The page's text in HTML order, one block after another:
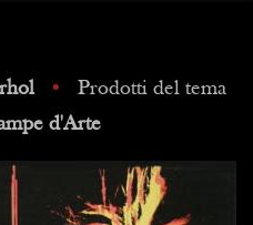
•
Prodotti del tema
d'Arte